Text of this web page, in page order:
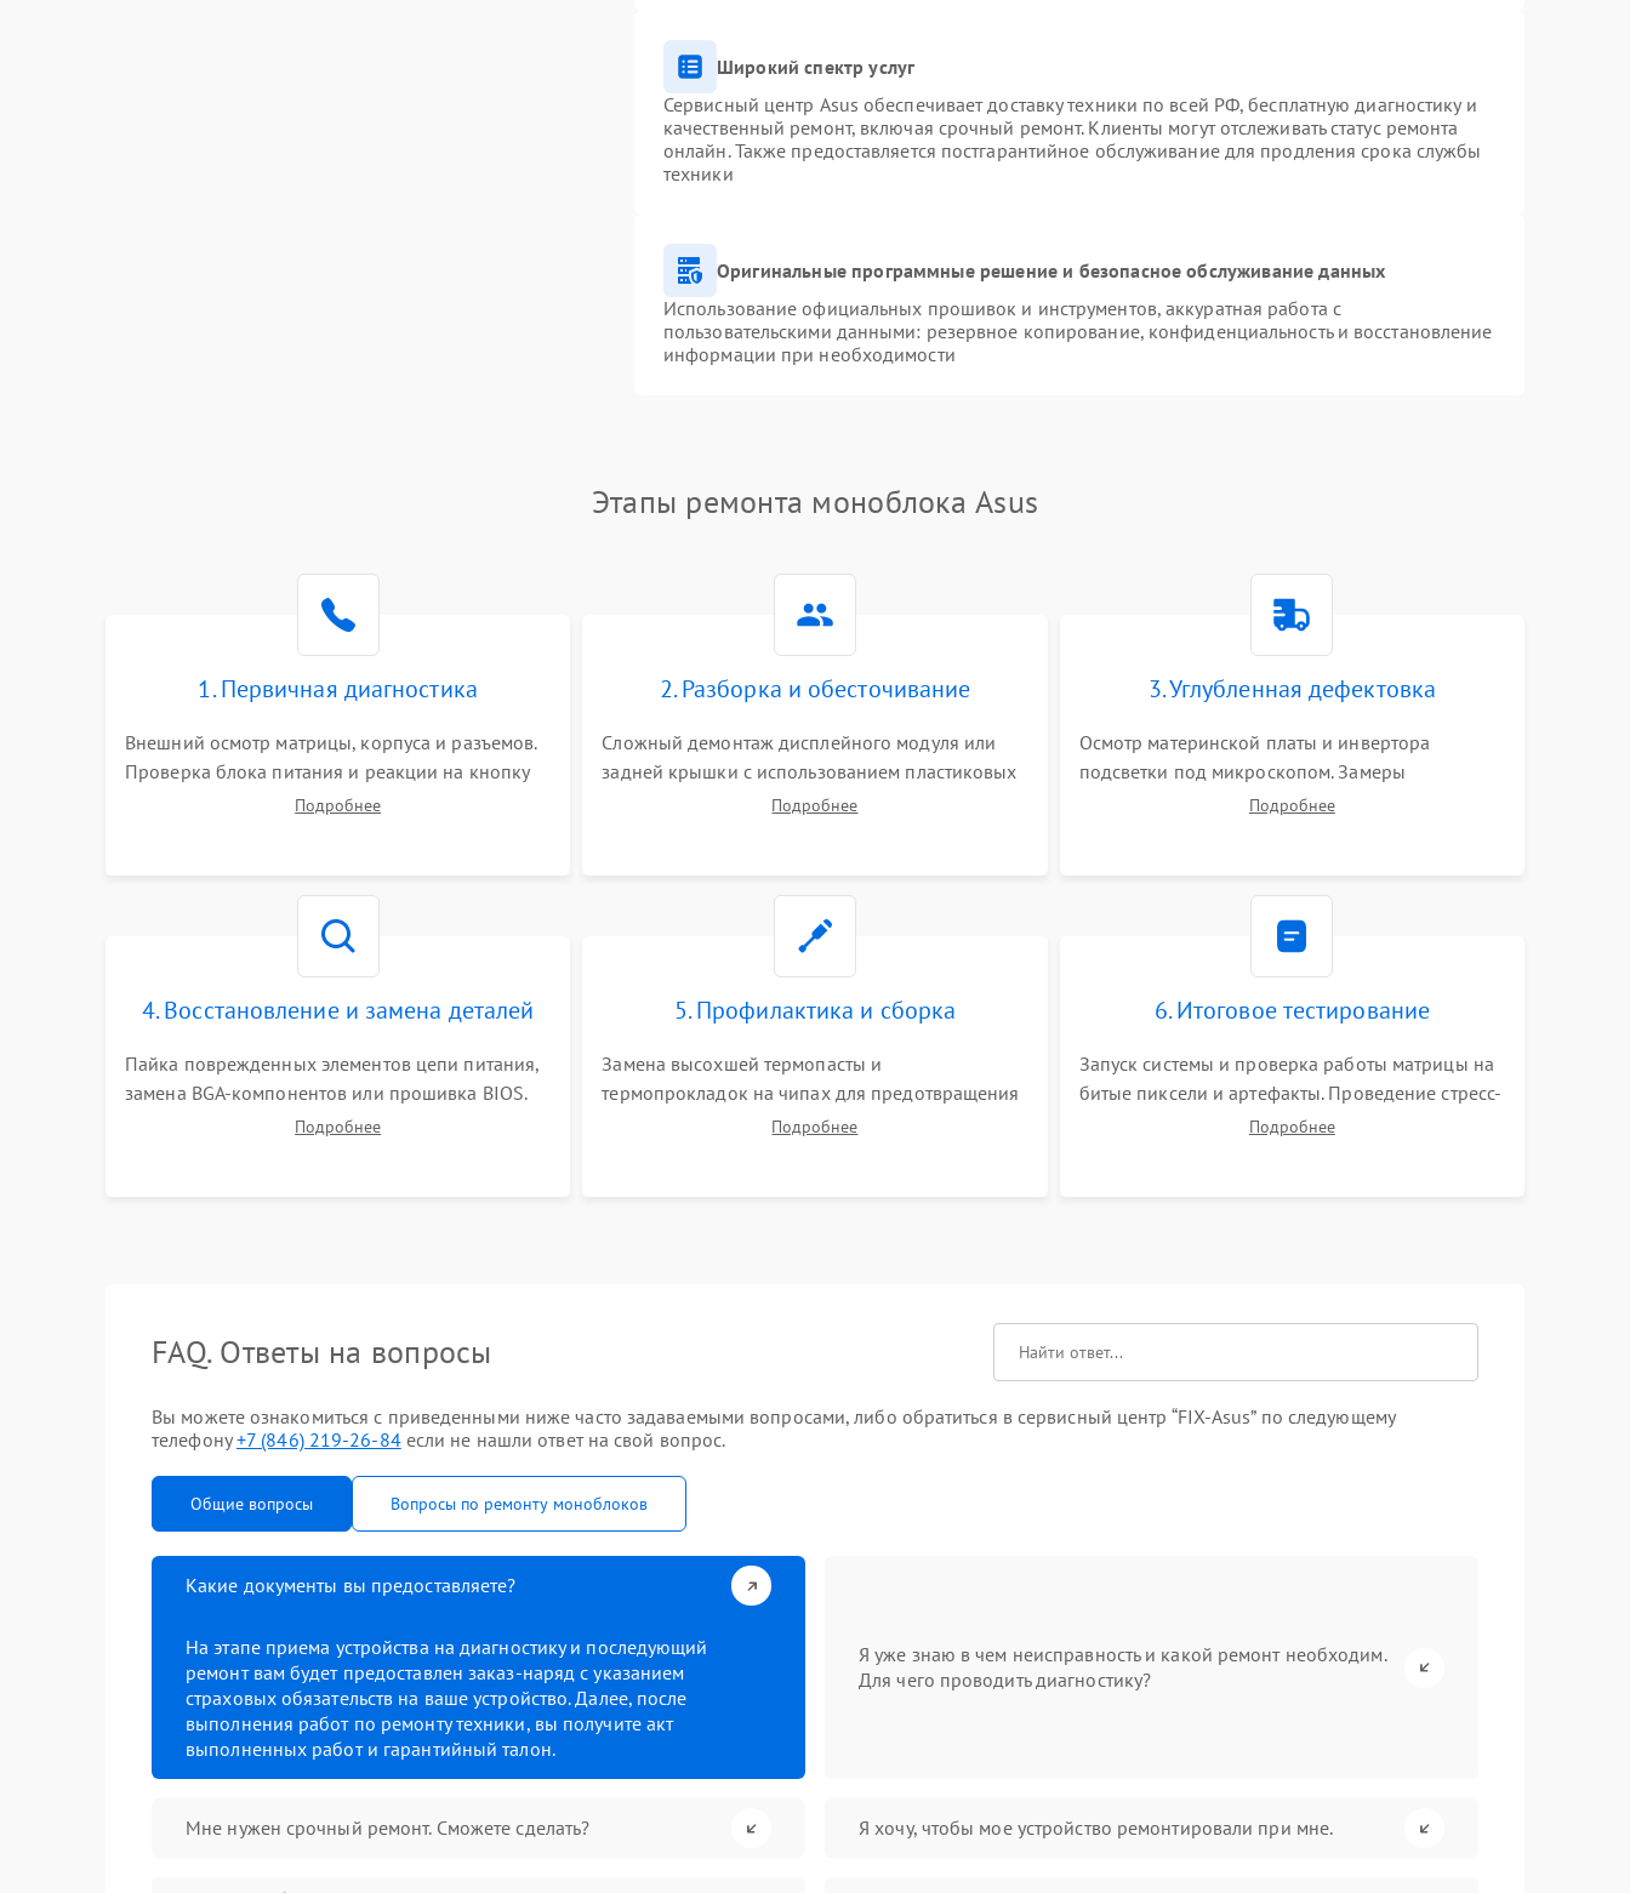
Широкий спектр услуг
Сервисный центр Asus обеспечивает доставку техники по всей РФ, бесплатную диагностику и
качественный ремонт, включая срочный ремонт. Клиенты могут отслеживать статус ремонта
онлайн. Также предоставляется постгарантийное обслуживание для продления срока службы
техники
Оригинальные программные решение и безопасное обслуживание данных
Использование официальных прошивок и инструментов, аккуратная работа с
пользовательскими данными: резервное копирование, конфиденциальность и восстановление
информации при необходимости
Этапы ремонта моноблока Asus
1. Первичная диагностика
Внешний осмотр матрицы, корпуса и разъемов.
Проверка блока питания и реакции на кнопку
включения. Оценка изображения, звука и
Подробнее
2. Разборка и обесточивание
Сложный демонтаж дисплейного модуля или
задней крышки с использованием пластиковых
лопаток. Обязательное отключение шлейфов
Подробнее
3. Углубленная дефектовка
Осмотр материнской платы и инвертора
подсветки под микроскопом. Замеры
напряжений в цепях питания процессора и
Подробнее
4. Восстановление и замена деталей
Пайка поврежденных элементов цепи питания,
замена BGA-компонентов или прошивка BIOS.
Ремонт подсветки матрицы, замена
Подробнее
5. Профилактика и сборка
Замена высохшей термопасты и
термопрокладок на чипах для предотвращения
перегрева. Аккуратная укладка кабелей,
Подробнее
6. Итоговое тестирование
Запуск системы и проверка работы матрицы на
битые пиксели и артефакты. Проведение стресс-
тестов для оценки эффективности охлаждения.
Подробнее
FAQ. Ответы на вопросы
Вы можете ознакомиться с приведенными ниже часто задаваемыми вопросами, либо обратиться в сервисный центр “FIX-Asus” по следующему
телефону+7 (846) 219-26-84если не нашли ответ на свой вопрос.
Общие вопросы Вопросы по ремонту моноблоков
Какие документы вы предоставляете?
На этапе приема устройства на диагностику и последующий
ремонт вам будет предоставлен заказ-наряд с указанием
страховых обязательств на ваше устройство. Далее, после
выполнения работ по ремонту техники, вы получите акт
выполненных работ и гарантийный талон.
Я уже знаю в чем неисправность и какой ремонт необходим.
Для чего проводить диагностику?
Мне нужен срочный ремонт. Сможете сделать? Я хочу, чтобы мое устройство ремонтировали при мне.